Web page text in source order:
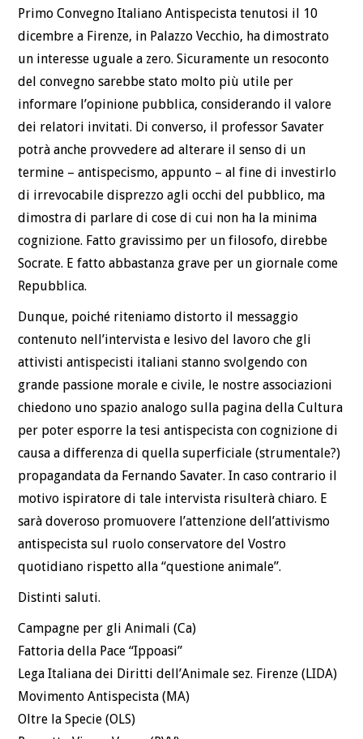
Primo Convegno Italiano Antispecista tenutosi il 10
dicembre a Firenze, in Palazzo Vecchio, ha dimostrato
un interesse uguale a zero. Sicuramente un resoconto
del convegno sarebbe stato molto più utile per
informare l’opinione pubblica, considerando il valore
dei relatori invitati. Di converso, il professor Savater
potrà anche provvedere ad alterare il senso di un
termine – antispecismo, appunto – al fine di investirlo
di irrevocabile disprezzo agli occhi del pubblico, ma
dimostra di parlare di cose di cui non ha la minima
cognizione. Fatto gravissimo per un filosofo, direbbe
Socrate. E fatto abbastanza grave per un giornale come
Repubblica.
Dunque, poiché riteniamo distorto il messaggio
contenuto nell’intervista e lesivo del lavoro che gli
attivisti antispecisti italiani stanno svolgendo con
grande passione morale e civile, le nostre associazioni
chiedono uno spazio analogo sulla pagina della Cultura
per poter esporre la tesi antispecista con cognizione di
causa a differenza di quella superficiale (strumentale?)
propagandata da Fernando Savater. In caso contrario il
motivo ispiratore di tale intervista risulterà chiaro. E
sarà doveroso promuovere l’attenzione dell’attivismo
antispecista sul ruolo conservatore del Vostro
quotidiano rispetto alla “questione animale”.
Distinti saluti.
Campagne per gli Animali (Ca)
Fattoria della Pace “Ippoasi”
Lega Italiana dei Diritti dell’Animale sez. Firenze (LIDA)
Movimento Antispecista (MA)
Oltre la Specie (OLS)